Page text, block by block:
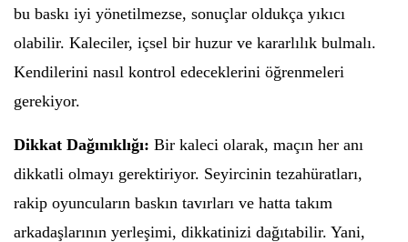
bu baskı iyi yönetilmezse, sonuçlar oldukça yıkıcı
olabilir. Kaleciler, içsel bir huzur ve kararlılık bulmalı.
Kendilerini nasıl kontrol edeceklerini öğrenmeleri
gerekiyor.
Dikkat Dağınıklığı: Bir kaleci olarak, maçın her anı
dikkatli olmayı gerektiriyor. Seyircinin tezahüratları,
rakip oyuncuların baskın tavırları ve hatta takım
arkadaşlarının yerleşimi, dikkatinizi dağıtabilir. Yani,